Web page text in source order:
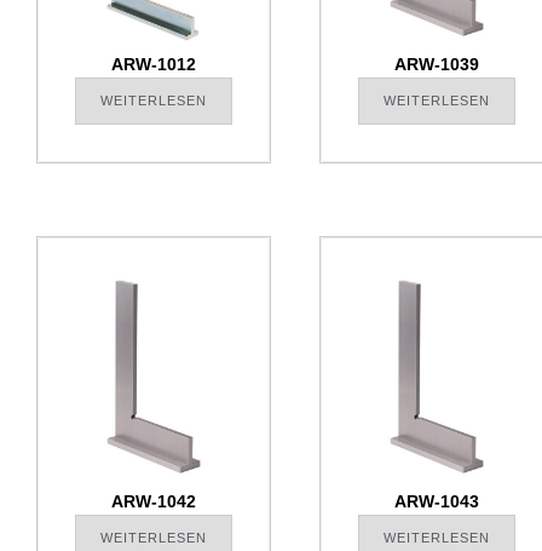
ARW-1012
WEITERLESEN
ARW-1039
WEITERLESEN
ARW-1042
WEITERLESEN
ARW-1043
WEITERLESEN